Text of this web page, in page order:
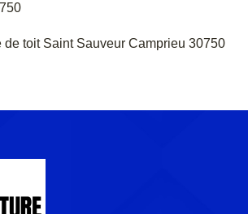
de toit Saint Sauveur Camprieu 30750